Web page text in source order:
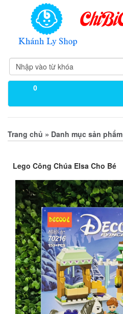
0
Trang chủ » Danh mục sản phẩm
Lego Công Chúa Elsa Cho Bé